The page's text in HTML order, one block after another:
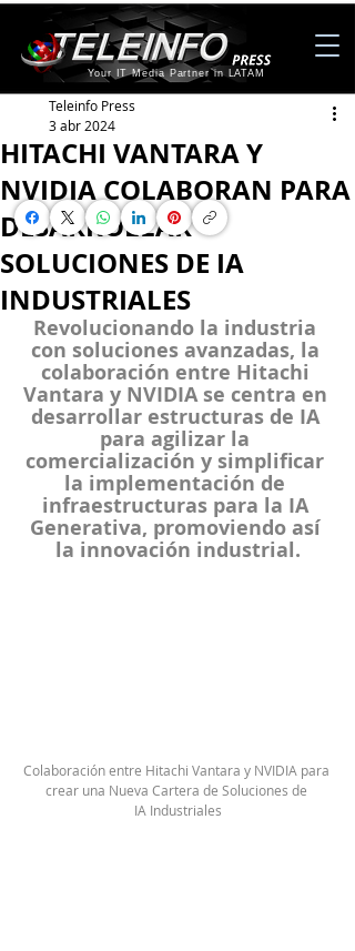
Your IT Media Partner in LATAM
HITACHI VANTARA Y
NVIDIA COLABORAN PARA
DESARROLLAR
SOLUCIONES DE IA
INDUSTRIALES
Teleinfo Press
3 abr 2024
Revolucionando la industria
con soluciones avanzadas, la
colaboración entre Hitachi
Vantara y NVIDIA se centra en
desarrollar estructuras de IA
para agilizar la
comercialización y simplificar
la implementación de
infraestructuras para la IA
Generativa, promoviendo así
la innovación industrial.
Colaboración entre Hitachi Vantara y NVIDIA para
crear una Nueva Cartera de Soluciones de
IA Industriales